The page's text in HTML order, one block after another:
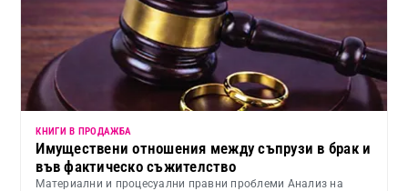
КНИГИ В ПРОДАЖБА
Имуществени отношения между съпрузи в брак и
във фактическо съжителство
Материални и процесуални правни проблеми Анализ на